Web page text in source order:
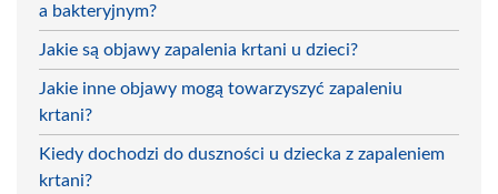
a bakteryjnym?
Jakie są objawy zapalenia krtani u dzieci?
Jakie inne objawy mogą towarzyszyć zapaleniu
krtani?
Kiedy dochodzi do duszności u dziecka z zapaleniem
krtani?